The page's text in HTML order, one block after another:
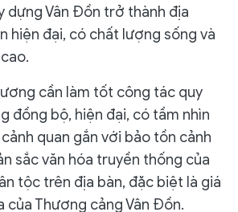
dựng Vân Đồn trở thành địa
hiện đại, có chất lượng sống và
cần làm tốt công tác quy
đồng bộ, hiện đại, có tầm nhìn
quan gắn với bảo tồn cảnh
sắc văn hóa truyền thống của
tộc trên địa bàn, đặc biệt là giá
của Thương cảng Vân Đồn.